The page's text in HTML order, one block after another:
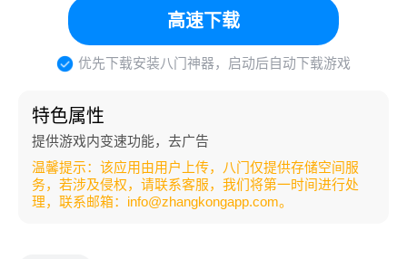
高速下载
优先下载安装八门神器，启动后自动下载游戏
特色属性
提供游戏内变速功能，去广告
温馨提示：该应用由用户上传，八门仅提供存储空间服
务，若涉及侵权，请联系客服，我们将第一时间进行处
理，联系邮箱：info@zhangkongapp.com。